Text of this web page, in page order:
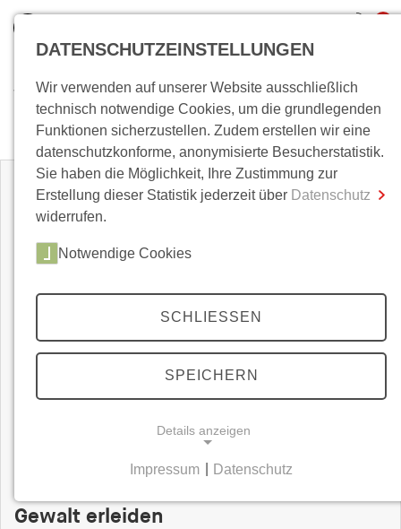
inkl. MwSt.
0,00 €
Zum Warenkorb Zur Kasse
Wo bin ich?
Open Access
Gewalt erleiden
DATENSCHUTZEINSTELLUNGEN
Wir verwenden auf unserer Website ausschließlich
technisch notwendige Cookies, um die grundlegenden
Funktionen sicherzustellen. Zudem erstellen wir eine
datenschutzkonforme, anonymisierte Besucherstatistik.
Sie haben die Möglichkeit, Ihre Zustimmung zur
Erstellung dieser Statistik jederzeit über Datenschutz
widerrufen.
Notwendige Cookies
SCHLIESSEN
SPEICHERN
Details anzeigen
Notwendige Cookies helfen dabei, eine Webseite
Impressum Datenschutz